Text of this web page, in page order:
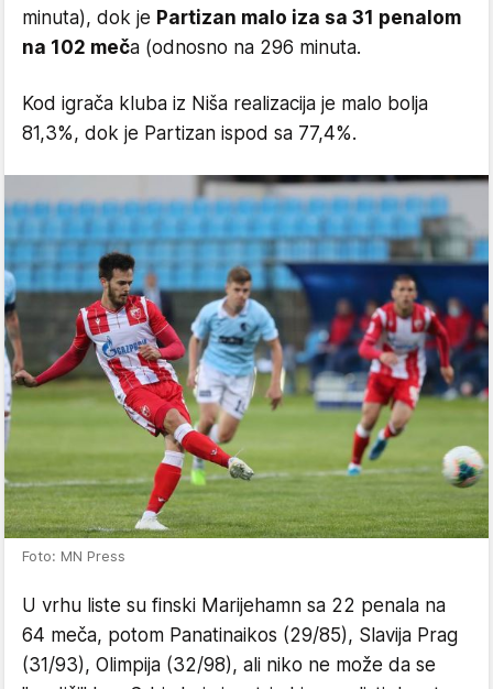
minuta), dok je Partizan malo iza sa 31 penalom
na 102 meča (odnosno na 296 minuta.
Kod igrača kluba iz Niša realizacija je malo bolja
81,3%, dok je Partizan ispod sa 77,4%.
Foto: MN Press
U vrhu liste su finski Marijehamn sa 22 penala na
64 meča, potom Panatinaikos (29/85), Slavija Prag
(31/93), Olimpija (32/98), ali niko ne može da se